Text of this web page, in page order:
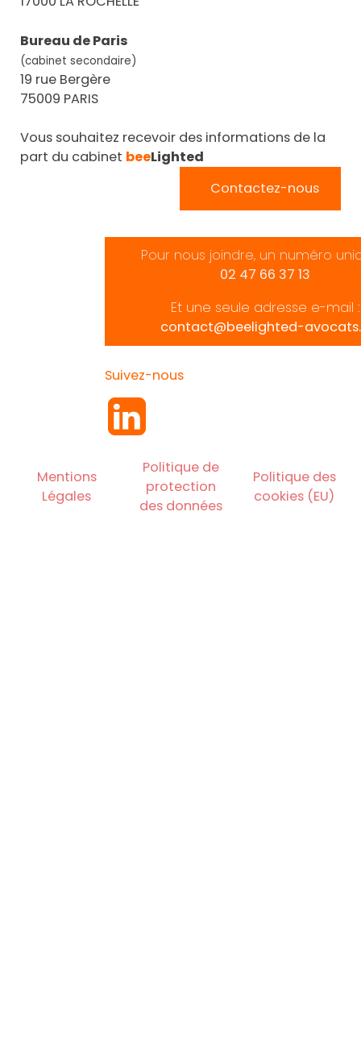
Bureau de Paris
(cabinet secondaire)
19 rue Bergère
75009 PARIS
Vous souhaitez recevoir des informations de la
part du cabinet beeLighted
Contactez-nous
Pour nous joindre, un numéro
02 47 66 37 13
Et une seule adresse e-mail :
contact@beelighted-
Suivez-nous
Mentions
Légales
Politique de
protection
des données
Politique des
cookies (EU)